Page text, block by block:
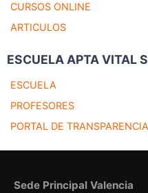
CURSOS ONLINE
ARTICULOS
ESCUELA APTA VITAL
ESCUELA
PROFESORES
PORTAL DE TRANSPARENCIA
Sede Principal Valencia